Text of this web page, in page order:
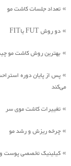
» تعداد جلسات کاشت مو
» دو روش FUT یاFIT
» بهترین روش کاشت مو
» پس از پایان دوره
می‌کند
» تغییرات کاشت موی سر
» چرخه ریزش و رشد مو
» کیلینیک تخصصی پوست